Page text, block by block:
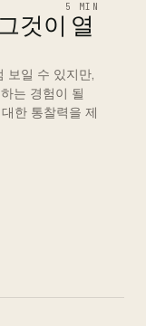
5 MIN
것이 열
보일 수 있지만,
는 경험이 될
한 통찰력을 제